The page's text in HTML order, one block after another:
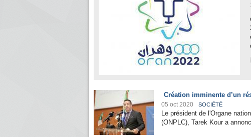
Création imminente d’un
05 oct 2020 SOCIÉTÉ
Le président de l'Organe
(ONPLC), Tarek Kour a